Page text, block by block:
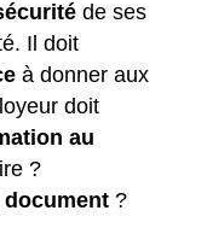
de ses
Il doit
à donner aux
doit
au
?
document ?